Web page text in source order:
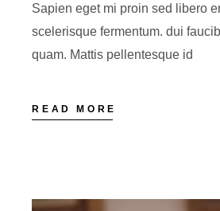
Sapien eget mi proin sed libero
scelerisque fermentum. dui
quam. Mattis pellentesque id
READ MORE